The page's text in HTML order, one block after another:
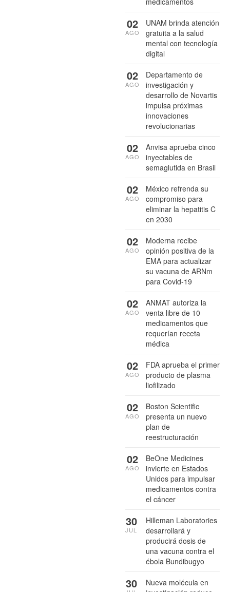
UNAM brinda atención
gratuita a la salud
mental con tecnología
digital
02
AGO
Departamento de
investigación y
desarrollo de Novartis
impulsa próximas
innovaciones
revolucionarias
02
AGO
Anvisa aprueba cinco
inyectables de
semaglutida en Brasil
02
AGO
México refrenda su
compromiso para
eliminar la hepatitis C
en 2030
02
AGO
Moderna recibe
opinión positiva de la
EMA para actualizar
su vacuna de ARNm
para Covid-19
02
AGO
ANMAT autoriza la
venta libre de 10
medicamentos que
requerían receta
médica
02
AGO
FDA aprueba el primer
producto de plasma
liofilizado
02
AGO
Boston Scientific
presenta un nuevo
plan de
reestructuración
02
AGO
BeOne Medicines
invierte en Estados
Unidos para impulsar
medicamentos contra
el cáncer
02
AGO
Hilleman Laboratories
desarrollará y
producirá dosis de
una vacuna contra el
ébola Bundibugyo
30
JUL
Nueva molécula en
30